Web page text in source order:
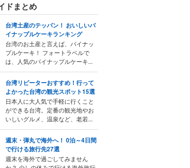
ドまとめ
台湾土産のテッパン！ おいしいパ
イナップルケーキランキング
台湾のお土産と言えば、パイナッ
プルケーキ！ フォートラベルで
は、人気のパイナップルケーキ...
台湾リピーターおすすめ！行って
よかった台湾の観光スポット15選
日本人に大人気で手軽に行くこと
ができる台湾。定番の観光地やお
いしいグルメ、温泉など、老若...
週末・弾丸で海外へ！ 0泊～4日間
で行ける旅行先27選
週末を海外で過ごしてみません